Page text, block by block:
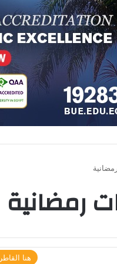
رمضانية
هنا